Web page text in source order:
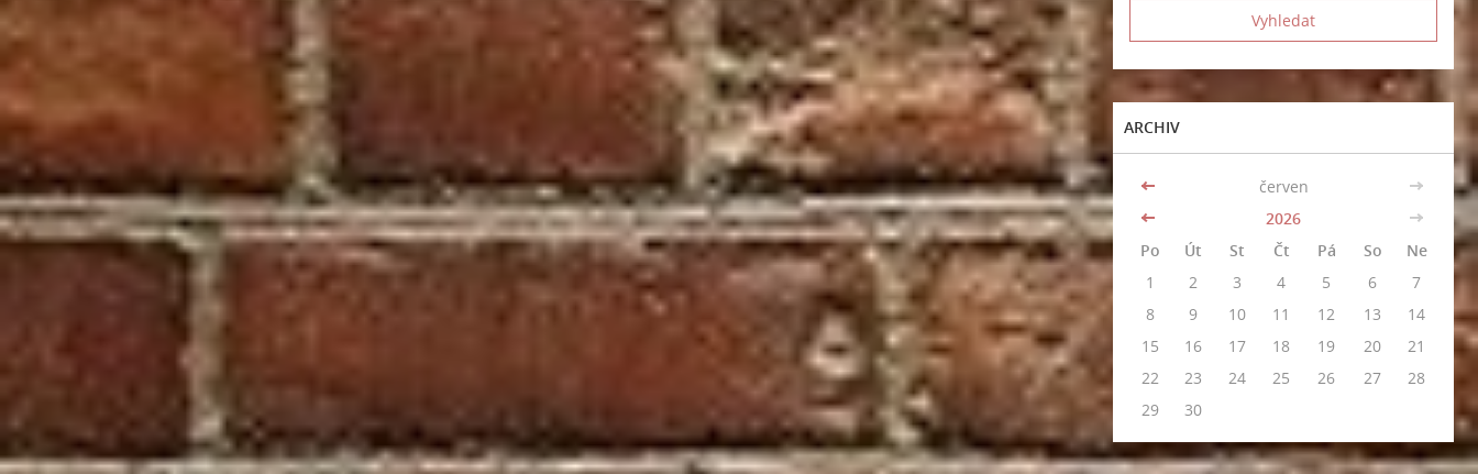
ARCHIV
<< červen
>>
<<
2026
>>
Po
Út St Čt Pá So
Ne
1
2 3 4 5 6
7
8
9 10 11 12 13
14
15
16 17 18 19 20
21
22
23 24 25 26 27
28
29
30